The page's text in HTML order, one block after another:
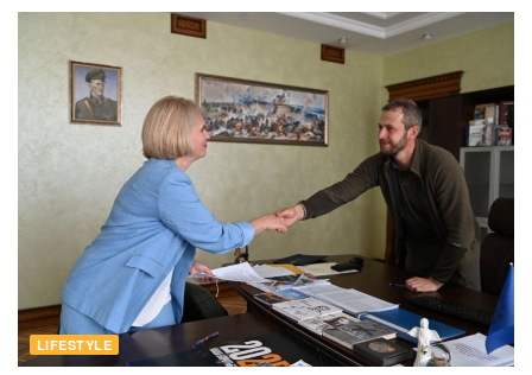
LIFESTYLE